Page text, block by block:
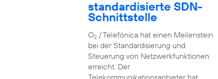
standardisierte SDN-
Schnittstelle
O2/ Telefónica hat einen Meilenstein
bei der Standardisierung und
Steuerung von Netzwerkfunktionen
erreicht. Der
Telekommunikationsanbieter hat